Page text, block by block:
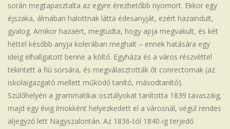
során megtapasztalta az egyre érezhetőbb nyomort. Ekkor egy
éjszaka, álmában halottnak látta édesanyját, ezért hazaindult,
gyalog. Amikor hazaért, megtudta, hogy apja megvakult, és két
héttel később anyja kolerában meghalt – ennek hatására egy
ideig elhallgatott benne a költő. Egyháza és a város részvéttel
tekintett a fiú sorsára, és megválasztották őt conrectornak (az
iskolaigazgató mellett működő tanító, másodtanító).
Szülőhelyén a grammatikai osztályokat tanította 1839 tavaszáig,
majd egy évig írnokként helyezkedett el a városnál, végül rendes
aljegyző lett Nagyszalontán. Az 1836-tól 1840-ig terjedő